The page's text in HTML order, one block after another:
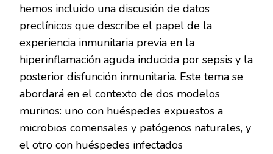
hemos incluido una discusión de datos
preclínicos que describe el papel de la
experiencia inmunitaria previa en la
hiperinflamación aguda inducida por sepsis y la
posterior disfunción inmunitaria. Este tema se
abordará en el contexto de dos modelos
murinos: uno con huéspedes expuestos a
microbios comensales y patógenos naturales, y
el otro con huéspedes infectados